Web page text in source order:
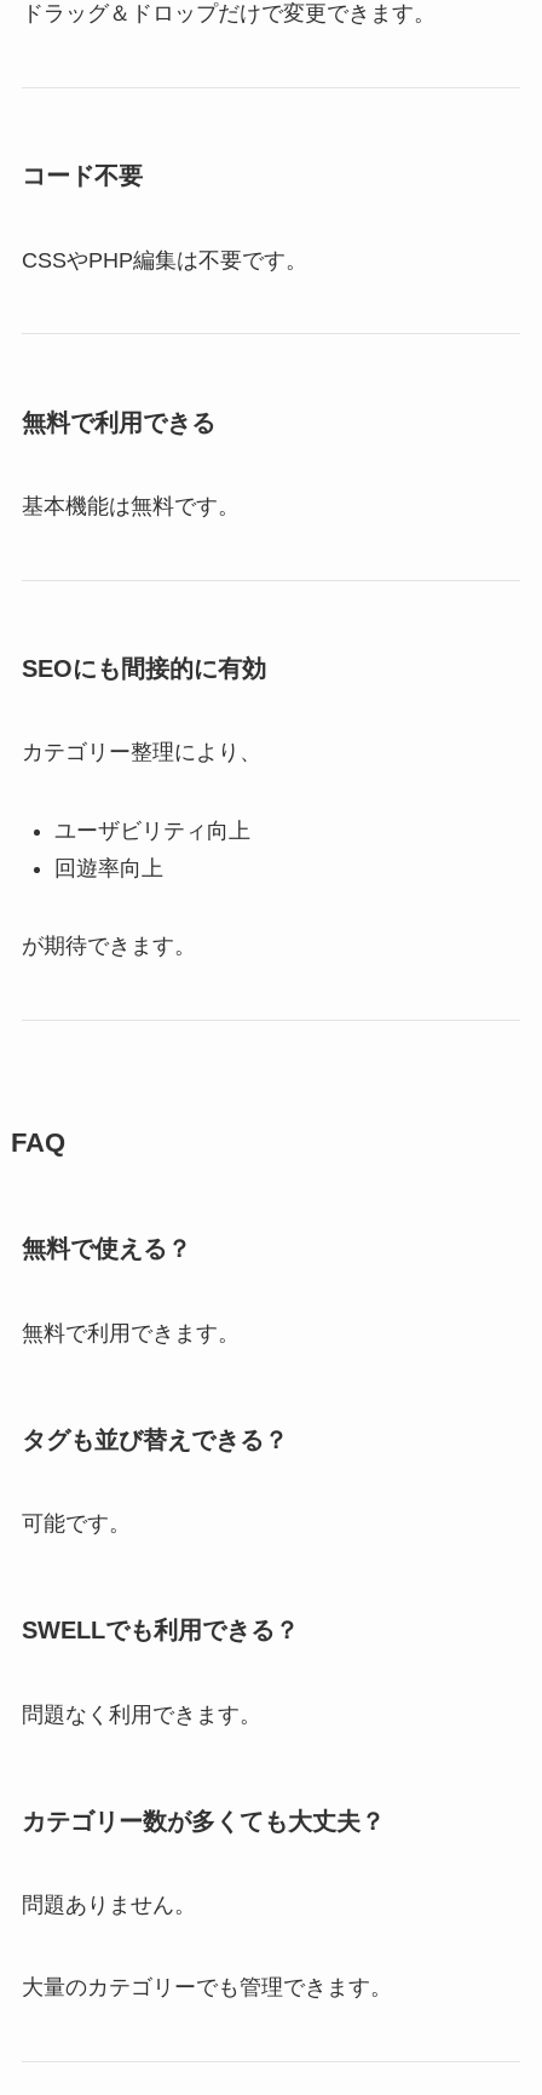
ドラッグ＆ドロップだけで変更できます。
コード不要
CSSやPHP編集は不要です。
無料で利用できる
基本機能は無料です。
SEOにも間接的に有効
カテゴリー整理により、
ユーザビリティ向上
回遊率向上
が期待できます。
FAQ
無料で使える？
無料で利用できます。
タグも並び替えできる？
可能です。
SWELLでも利用できる？
問題なく利用できます。
カテゴリー数が多くても大丈夫？
問題ありません。
大量のカテゴリーでも管理できます。